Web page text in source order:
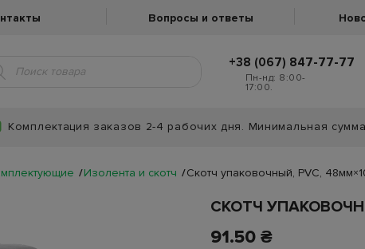
Вопросы и ответы
+38 (067) 847-77-77
Пн-нд: 8:00-
17:00.
Комплектация заказов 2-4 рабочих дня. Минимальная
Изолента и скотч Скотч упаковочный, PVC,
СКОТЧ
91.50 ₴